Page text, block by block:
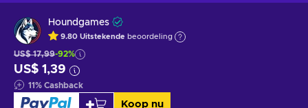
Houndgames
9.80 Uitstekende beoordeling
US$ 17,99-92%
US$ 1,39
11% Cashback
Koop nu